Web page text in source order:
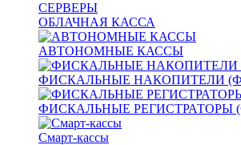
СЕРВЕРЫ
ОБЛАЧНАЯ КАССА
АВТОНОМНЫЕ КАССЫ
ФИСКАЛЬНЫЕ НАКОПИТЕЛИ
ФИСКАЛЬНЫЕ РЕГИСТРАТОРЫ
Смарт-кассы